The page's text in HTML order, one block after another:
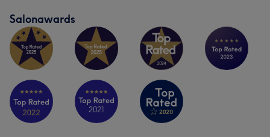
Salonawards